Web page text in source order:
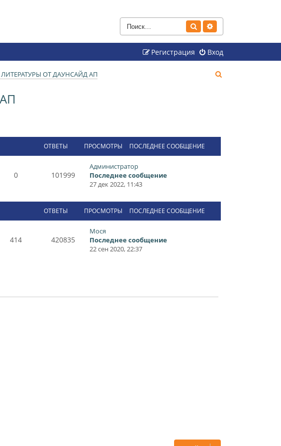
Поиск
Вход
Регистрация
ОТ ДАУНСАЙД АП
ОТВЕТЫ ПРОСМОТРЫ ПОСЛЕДНЕЕ СООБЩЕНИЕ
0 101999
Администратор
Последнее сообщение
27 дек 2022, 11:43
ОТВЕТЫ ПРОСМОТРЫ ПОСЛЕДНЕЕ СООБЩЕНИЕ
414 420835
Мося
Последнее сообщение
22 сен 2020, 22:37